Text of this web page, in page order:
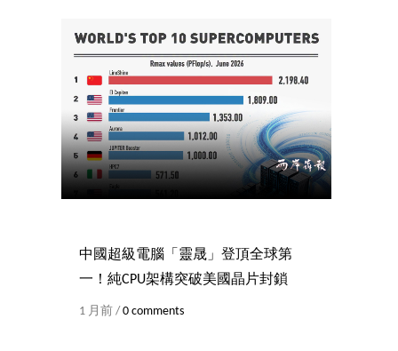
中國超級電腦「靈晟」登頂全球第
一！純CPU架構突破美國晶片封鎖
1 月前 / 0 comments